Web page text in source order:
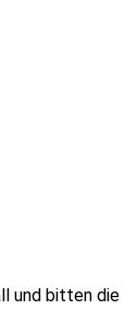
und bitten die